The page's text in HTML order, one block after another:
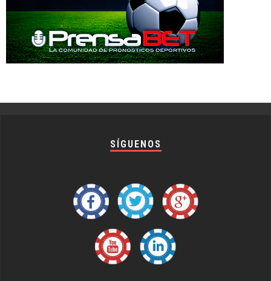
SÍGUENOS